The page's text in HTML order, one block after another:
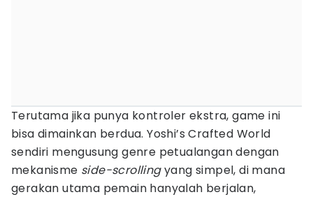
Terutama jika punya kontroler ekstra, game ini
bisa dimainkan berdua. Yoshi’s Crafted World
sendiri mengusung genre petualangan dengan
mekanisme side-scrollingyang simpel, di mana
gerakan utama pemain hanyalah berjalan,